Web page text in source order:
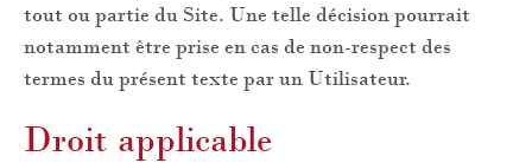
tout ou partie du Site. Une telle décision pourrait
notamment être prise en cas de non-respect des
termes du présent texte par un Utilisateur.
Droit applicable